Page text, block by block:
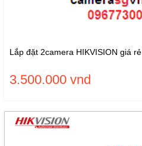
Lắp đặt 2camera HIKVISION giá rẻ
3.500.000 vnd